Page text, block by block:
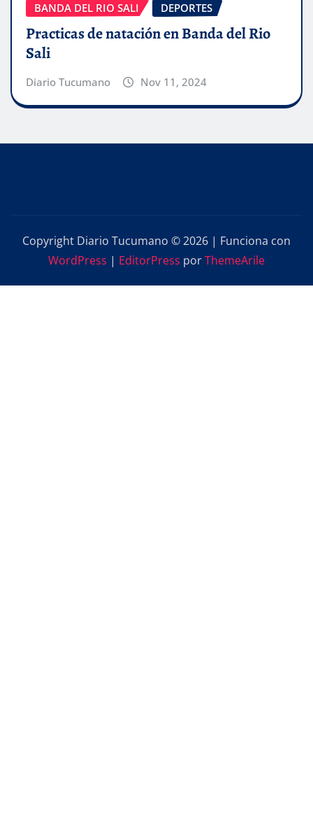
BANDA DEL RIO SALI DEPORTES
Practicas de natación en Banda del Rio
Sali
Diario Tucumano Nov 11, 2024
Copyright Diario Tucumano © 2026 | Funciona con
WordPress | EditorPress porThemeArile